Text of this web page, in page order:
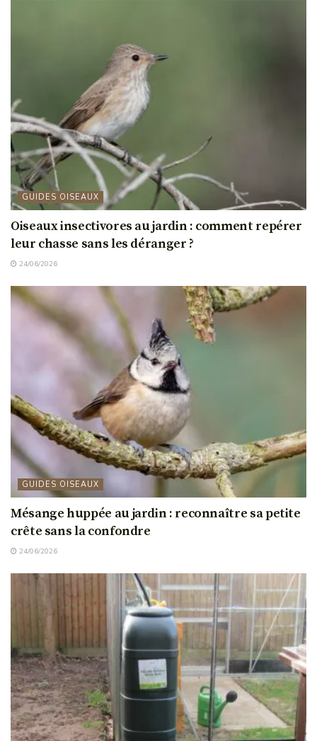
GUIDES OISEAUX
Oiseaux insectivores au jardin : comment repérer
leur chasse sans les déranger ?
24/06/2026
GUIDES OISEAUX
Mésange huppée au jardin : reconnaître sa petite
crête sans la confondre
24/06/2026